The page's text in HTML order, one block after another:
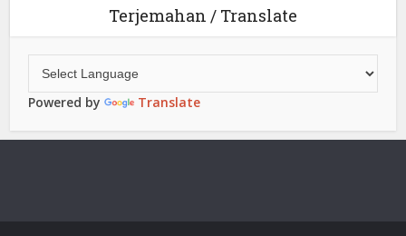
Terjemahan / Translate
Powered by Translate